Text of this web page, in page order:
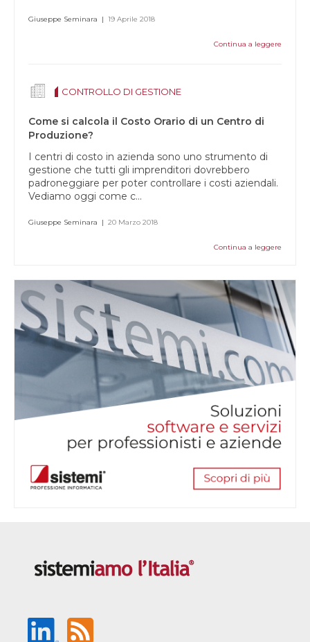
Giuseppe Seminara | 19 Aprile 2018
Continua a leggere
CONTROLLO DI GESTIONE
Come si calcola il Costo Orario di un Centro di
Produzione?
I centri di costo in azienda sono uno strumento di
gestione che tutti gli imprenditori dovrebbero
padroneggiare per poter controllare i costi aziendali.
Vediamo oggi come c...
Giuseppe Seminara | 20 Marzo 2018
Continua a leggere